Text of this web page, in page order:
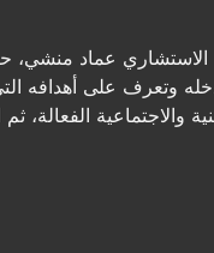
الاستشاري عماد
وتعرف على أهدافه
والاجتماعية